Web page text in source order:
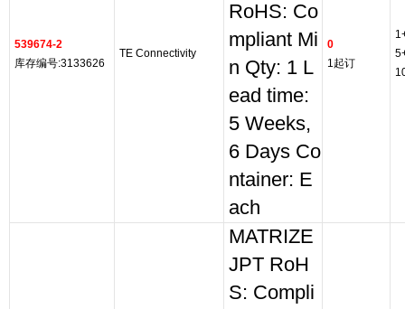
539674-2
库存编号:3133626
TE Connectivity
RoHS: Co
mpliant Mi
n Qty: 1 L
ead time:
5 Weeks,
6 Days Co
ntainer: E
ach
0
1起订
MATRIZE
JPT RoH
S: Compli